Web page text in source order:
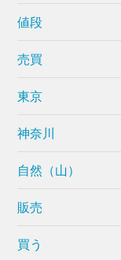
値段
売買
東京
神奈川
自然（山）
販売
買う